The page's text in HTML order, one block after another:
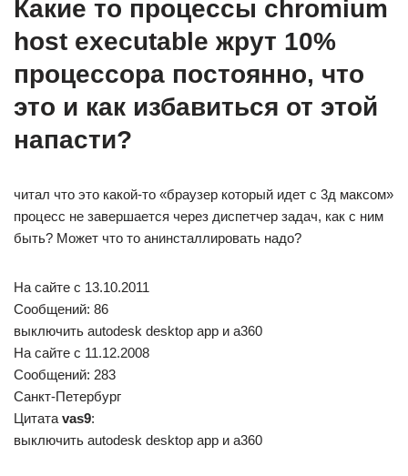
Какие то процессы chromium
host executable жрут 10%
процессора постоянно, что
это и как избавиться от этой
напасти?
читал что это какой-то «браузер который идет с 3д максом»
процесс не завершается через диспетчер задач, как с ним
быть? Может что то анинсталлировать надо?
На сайте c 13.10.2011
Сообщений: 86
выключить autodesk desktop app и а360
На сайте c 11.12.2008
Сообщений: 283
Санкт-Петербург
Цитата vas9:
выключить autodesk desktop app и а360